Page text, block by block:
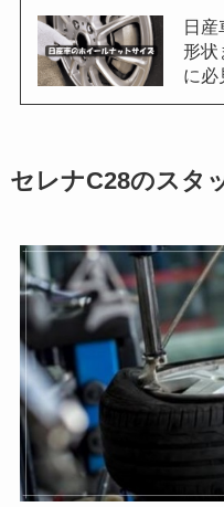
日
形状
に必
セレナC28のスタ